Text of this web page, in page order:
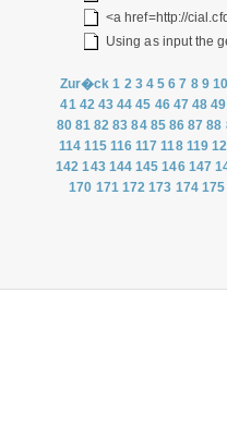
<a href=http://
Using as input the
Zur�ck 1 2 3 4 5 6 7 8 9
41 42 43 44 45 46 47 48 49
80 81 82 83 84 85 86 87 88
114 115 116 117 118 119
142 143 144 145 146 147
170 171 172 173 174 175